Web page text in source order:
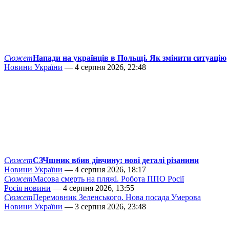
СюжетНапади на українців в Польщі. Як змінити ситуацію
Новини України — 4 серпня 2026, 22:48
СюжетСЗЧшник вбив дівчину: нові деталі різанини
Новини України — 4 серпня 2026, 18:17
СюжетМасова смерть на пляжі. Робота ППО Росії
Росія новини — 4 серпня 2026, 13:55
СюжетПеремовник Зеленського. Нова посада Умерова
Новини України — 3 серпня 2026, 23:48